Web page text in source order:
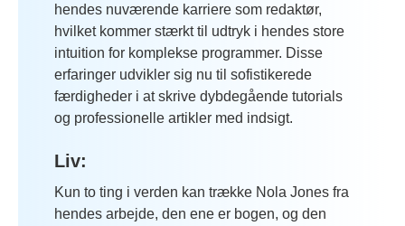
hendes nuværende karriere som redaktør,
hvilket kommer stærkt til udtryk i hendes store
intuition for komplekse programmer. Disse
erfaringer udvikler sig nu til sofistikerede
færdigheder i at skrive dybdegående tutorials
og professionelle artikler med indsigt.
Liv:
Kun to ting i verden kan trække Nola Jones fra
hendes arbejde, den ene er bogen, og den